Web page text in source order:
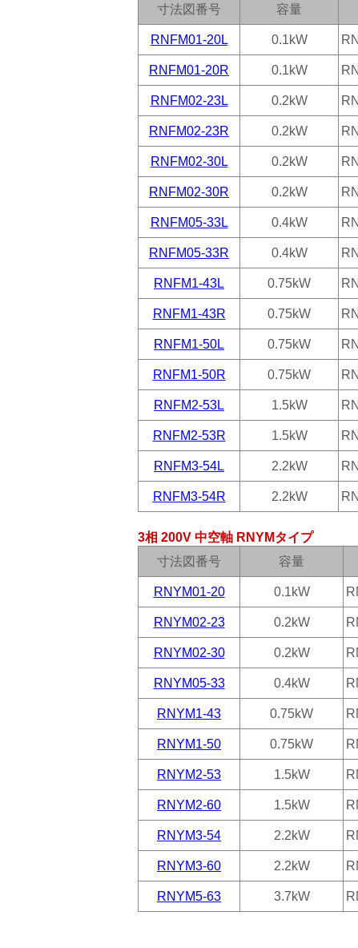
寸法図番号
容量
RNFM01-20L 0.1kW
RNFM01-20R 0.1kW
RNFM02-23L 0.2kW
RNFM02-23R 0.2kW
RNFM02-30L 0.2kW
RNFM02-30R 0.2kW
RNFM05-33L 0.4kW
RNFM05-33R 0.4kW
RNFM1-43L 0.75kW
RNFM1-43R 0.75kW
RNFM1-50L 0.75kW
RNFM1-50R 0.75kW
RNFM2-53L 1.5kW
RNFM2-53R 1.5kW
RNFM3-54L 2.2kW
RNFM3-54R 2.2kW
3相 200V 中空軸 RNYMタイプ
寸法図番号
容量
RNYM01-20 0.1kW
RNYM02-23 0.2kW
RNYM02-30 0.2kW
RNYM05-33 0.4kW
RNYM1-43 0.75kW
RNYM1-50 0.75kW
RNYM2-53 1.5kW
RNYM2-60 1.5kW
RNYM3-54 2.2kW
RNYM3-60 2.2kW
RNYM5-63 3.7kW